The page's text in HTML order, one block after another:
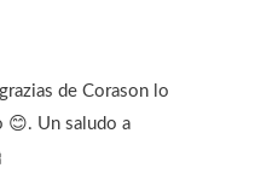
de Corason lo
😊. Un saludo a